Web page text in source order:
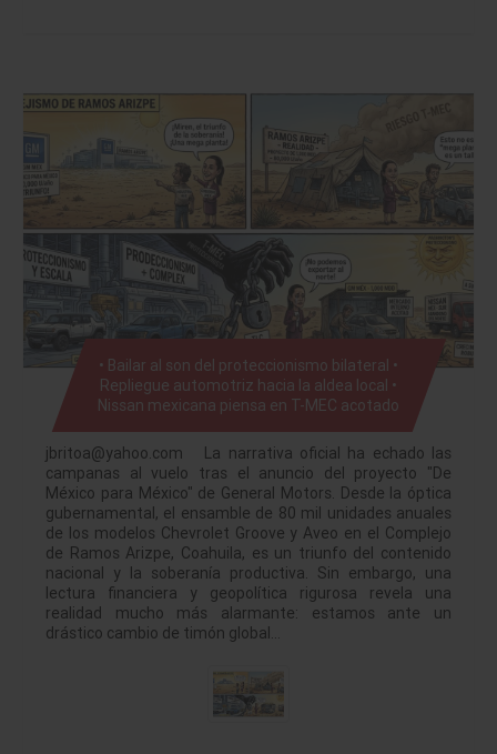
• Bailar al son del proteccionismo bilateral •
Repliegue automotriz hacia la aldea local •
Nissan mexicana piensa en T-MEC acotado
jbritoa@yahoo.com La narrativa oficial ha echado las
campanas al vuelo tras el anuncio del proyecto "De
México para México" de General Motors. Desde la óptica
gubernamental, el ensamble de 80 mil unidades anuales
de los modelos Chevrolet Groove y Aveo en el Complejo
de Ramos Arizpe, Coahuila, es un triunfo del contenido
nacional y la soberanía productiva. Sin embargo, una
lectura financiera y geopolítica rigurosa revela una
realidad mucho más alarmante: estamos ante un
drástico cambio de timón global…